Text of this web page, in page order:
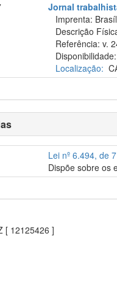
Jornal
Imprenta:
Descrição
Referência: v.
Disponibilidade:
Localização:
Lei nº 6.494, de
Dispõe sobre os
[ 12125426 ]